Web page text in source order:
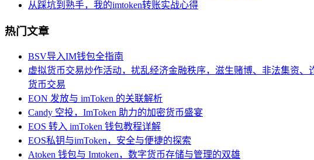
从踩坑到熟手，我的imtoken转账实战心得
热门文章
BSV导入IM钱包全指南
虚拟货币交易炒作活动，扰乱经济金融秩序，滋生赌博、非法集资
货币交易
EON 发放与 imToken 的关联解析
Candy 空投，ImToken 助力的加密货币盛宴
EOS 转入 imToken 钱包教程详解
EOS私钥与imToken，安全与便捷的探索
Atoken 钱包与 Imtoken，数字货币存储与管理的双雄